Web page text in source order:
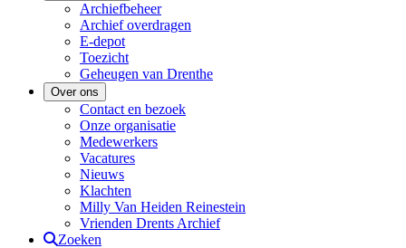
Archiefbeheer
Archief overdragen
E-depot
Toezicht
Geheugen van Drenthe
Over ons
Contact en bezoek
Onze organisatie
Medewerkers
Vacatures
Nieuws
Klachten
Milly Van Heiden Reinestein
Vrienden Drents Archief
Zoeken